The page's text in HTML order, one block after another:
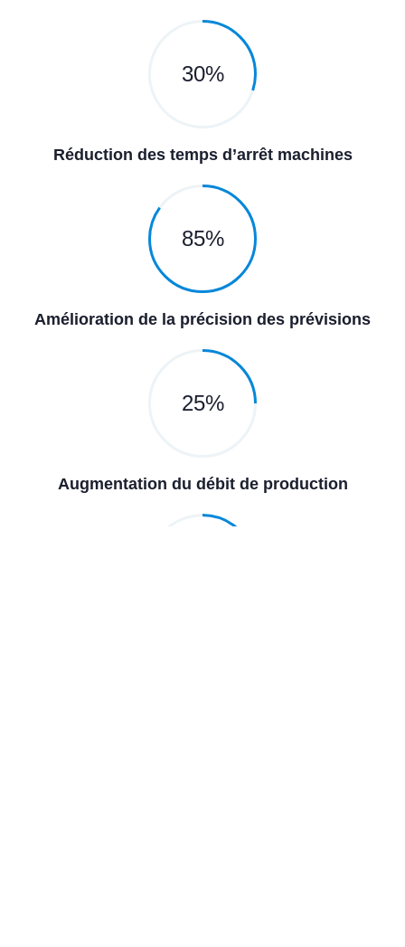
30%
Réduction des temps d’arrêt machines
85%
Amélioration de la précision des prévisions
25%
Augmentation du débit de production